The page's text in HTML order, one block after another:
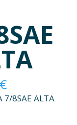
€
7/8SAE ALTA